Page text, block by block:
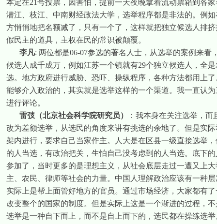
本定在21号投票，因害怕，提前一天夜晚拿着流动票箱到各
潜江、枝江、中南财经政法大学，选举程序都是非法的。例
方悄悄地把名额减了，只有一个了，这样就把独立候选人排
假民主的道具，主权在民的常识被颠覆。
李凡:两位都是06-07参选的著名人士，从选举的案例来看
候选人成千成万，例如江苏一个镇就有29个独立候选人，全
选。地方政府进行威胁、恐吓、操纵程序，各种方法都用上
能够介入政治的，其实就是选举这样的一个渠道。我一直认
进行评论。
雷弢（北京社会科学院研究员）
：我本身在关注选举，
改为差额选举，从选民的角度来讲有挑选的余地了。但是实
架内进行，要求自己当家作主。人大是在区县一级直接选举
的人当选，有政治把关，生怕自己没考虑到的人当选。底下
参加了，当时更多的是理想主义，从社会底层走过一遭又上
主、农民、律师等社会的力量。中国人理解政治应该有一种
实际上是帮上面管好地方的官员。通过市场经济，大家都有
改变整个的国家的制度。但是实际上这是一个渐进的过程，
选举是一种自下而上，而不是自上而下的，选民都在操练选